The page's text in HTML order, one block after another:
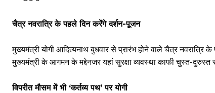
चैत्र नवरात्रि के पहले दिन करेंगे दर्शन-पूजन
मुख्यमंत्री योगी आदित्यनाथ बुधवार से प्रारंभ होने वाले चैत्र नवरात्रि
मुख्यमंत्री के आगमन के मद्देनजर यहां सुरक्षा व्यवस्था काफी चुस्त-दुरुस्त
विपरीत मौसम में भी ‘कर्तव्य पथ’ पर योगी